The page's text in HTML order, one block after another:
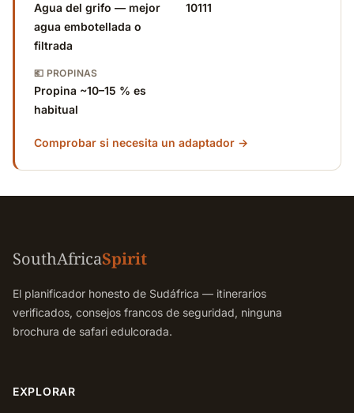
Agua del grifo — mejor
agua embotellada o
filtrada
10111
💶 PROPINAS
Propina ~10–15 % es
habitual
Comprobar si necesita un adaptador →
SouthAfricaSpirit
El planificador honesto de Sudáfrica — itinerarios
verificados, consejos francos de seguridad, ninguna
brochura de safari edulcorada.
EXPLORAR